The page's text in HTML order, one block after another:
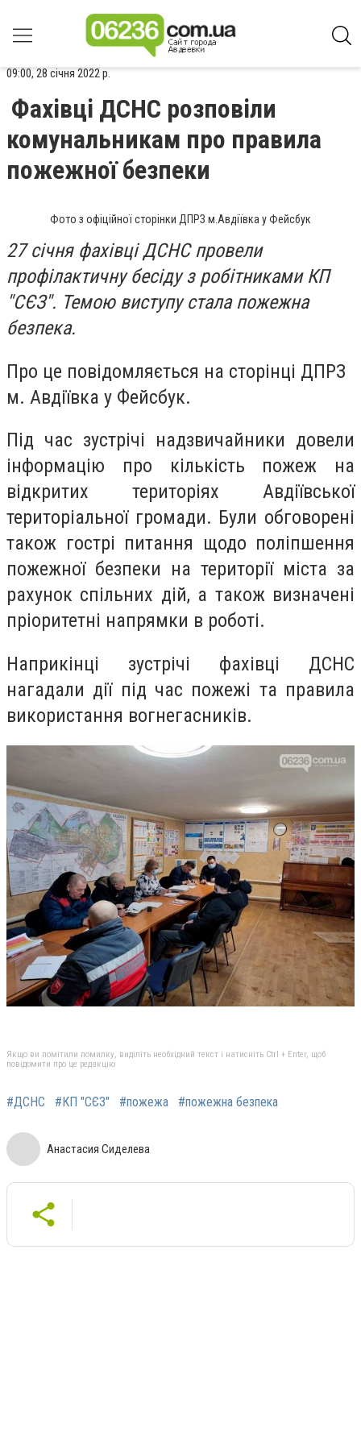
09:00, 28 січня 2022 р.
Фахівці ДСНС розповіли
комунальникам про правила
пожежної безпеки
Фото з офіційної сторінки ДПРЗ м.Авдіївка у Фейсбук
27 січня фахівці ДСНС провели
профілактичну бесіду з робітниками КП
"СЄЗ". Темою виступу стала пожежна
безпека.
Про це повідомляється на сторінці ДПРЗ
м. Авдіївка у Фейсбук.
Під час зустрічі надзвичайники довели
інформацію про кількість пожеж на
відкритих територіях Авдіївської
територіальної громади. Були обговорені
також гострі питання щодо поліпшення
пожежної безпеки на території міста за
рахунок спільних дій, а також визначені
пріоритетні напрямки в роботі.
Наприкінці зустрічі фахівці ДСНС
нагадали дії під час пожежі та правила
використання вогнегасників.
Якщо ви помітили помилку, виділіть необхідний текст і натисніть Ctrl + Enter, щоб
повідомити про це редакцію
#ДСНС #КП "СЄЗ" #пожежа #пожежна безпека
Анастасия Сиделева